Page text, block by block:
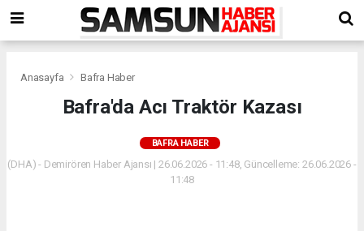
Anasayfa Bafra Haber
Bafra'da Acı Traktör Kazası
BAFRA HABER
(DHA) - Demirören Haber Ajansı | 26.06.2026 - 11:48, Güncelleme: 26.06.2026 -
11:48